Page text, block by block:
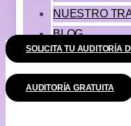
NUESTRO
BLOG
CONTACTO
AUDITORÍA GRATUITA
SOLICITA TU AUDITORÍA